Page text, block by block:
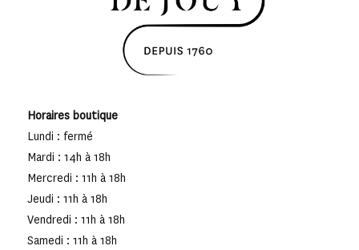
Horaires boutique
Lundi : fermé
Mardi : 14h à 18h
Mercredi : 11h à 18h
Jeudi : 11h à 18h
Vendredi : 11h à 18h
Samedi : 11h à 18h